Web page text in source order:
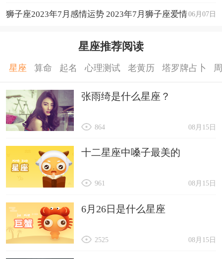
06月07日
狮子座2023年7月感情运势 2023年7月狮子座爱情
星座推荐阅读
星座 算命 起名 心理测试 老黄历 塔罗牌占卜
张雨绮是什么星座？
08月15日
864
十二星座中嗓子最美的
08月15日
961
6月26日是什么星座
08月15日
2525